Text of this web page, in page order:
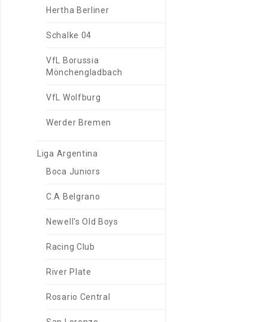
Hertha Berliner
Schalke 04
VfL Borussia
Mönchengladbach
VfL Wolfburg
Werder Bremen
Liga Argentina
Boca Juniors
C.A Belgrano
Newell's Old Boys
Racing Club
River Plate
Rosario Central